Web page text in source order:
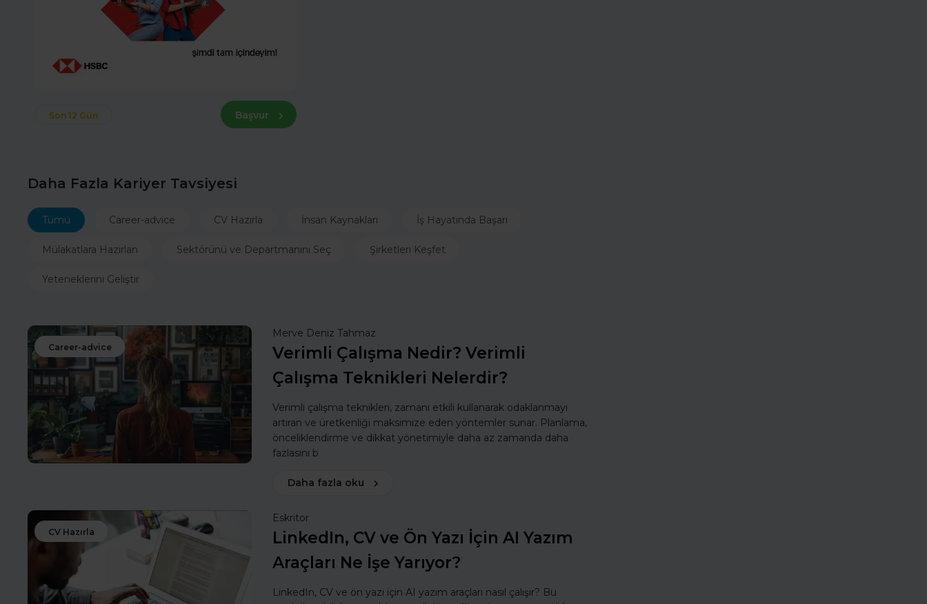
Son 12 Gün Başvur
Daha Fazla Kariyer Tavsiyesi
Tümü Career-advice CV Hazırla İnsan Kaynakları İş Hayatında Başarı
Mülakatlara Hazırlan Sektörünü ve Departmanını Seç Şirketleri Keşfet
Yeteneklerini Geliştir
Career-advice
Merve Deniz Tahmaz
Verimli Çalışma Nedir? Verimli
Çalışma Teknikleri Nelerdir?
Verimli çalışma teknikleri, zamanı etkili kullanarak odaklanmayı
artıran ve üretkenliği maksimize eden yöntemler sunar. Planlama,
önceliklendirme ve dikkat yönetimiyle daha az zamanda daha
fazlasını b
Daha fazla oku
CV Hazırla
Eskritor
LinkedIn, CV ve Ön Yazı İçin AI Yazım
Araçları Ne İşe Yarıyor?
LinkedIn, CV ve ön yazı için AI yazım araçları nasıl çalışır? Bu